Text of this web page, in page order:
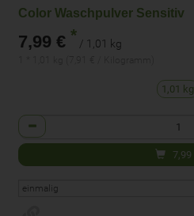
Color Waschpulver Sensitiv
7,99 € * / 1,01 kg
1,01 kg
Anzahl
7,99